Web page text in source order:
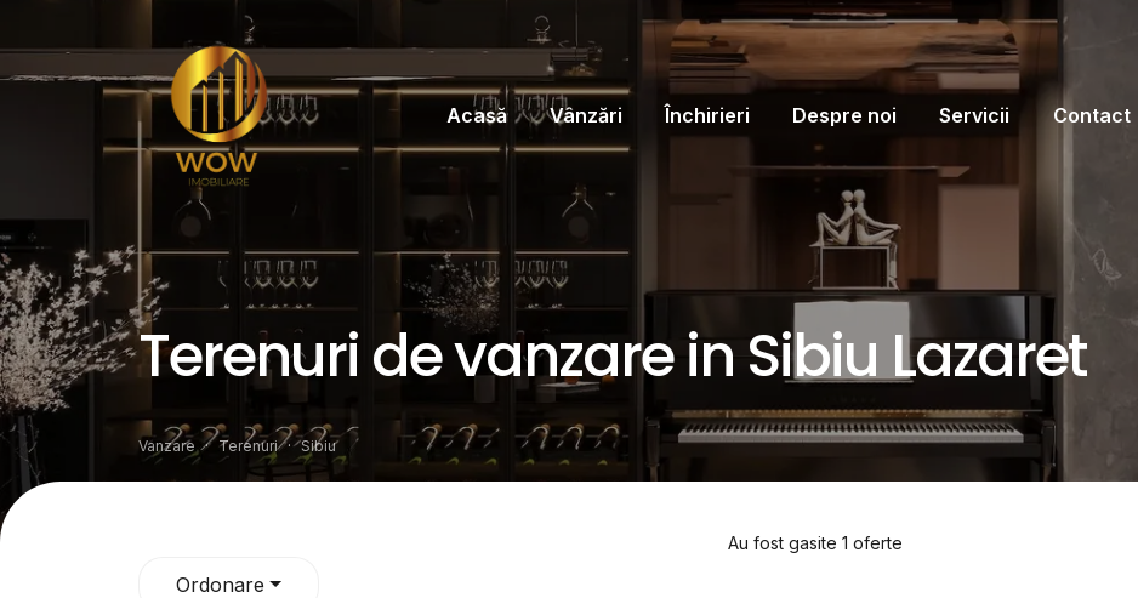
Acasă Vânzări Închirieri Despre noi Servicii Contact
Terenuri de vanzare in Sibiu Lazaret
Vanzare Terenuri Sibiu
Au fost gasite 1 oferte
Ordonare